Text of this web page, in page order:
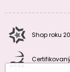
Shop roku